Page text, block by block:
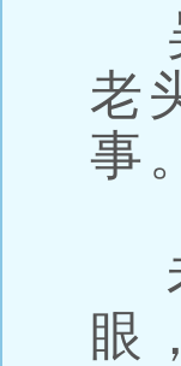
老
事。
眼